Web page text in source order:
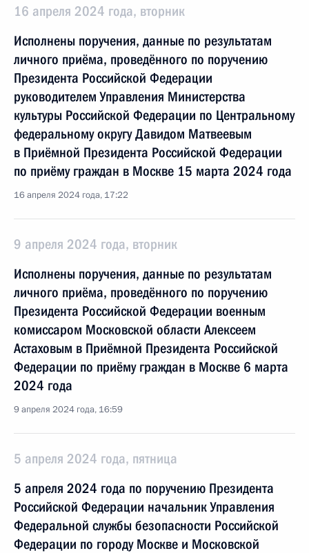
16 апреля 2024 года, вторник
Исполнены поручения, данные по результатам
личного приёма, проведённого по поручению
Президента Российской Федерации
руководителем Управления Министерства
культуры Российской Федерации по Центральному
федеральному округу Давидом Матвеевым
в Приёмной Президента Российской Федерации
по приёму граждан в Москве 15 марта 2024 года
16 апреля 2024 года, 17:22
9 апреля 2024 года, вторник
Исполнены поручения, данные по результатам
личного приёма, проведённого по поручению
Президента Российской Федерации военным
комиссаром Московской области Алексеем
Астаховым в Приёмной Президента Российской
Федерации по приёму граждан в Москве 6 марта
2024 года
9 апреля 2024 года, 16:59
5 апреля 2024 года, пятница
5 апреля 2024 года по поручению Президента
Российской Федерации начальник Управления
Федеральной службы безопасности Российской
Федерации по городу Москве и Московской